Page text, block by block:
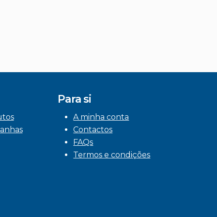
Para si
A minha conta
Contactos
FAQs
Termos e condições